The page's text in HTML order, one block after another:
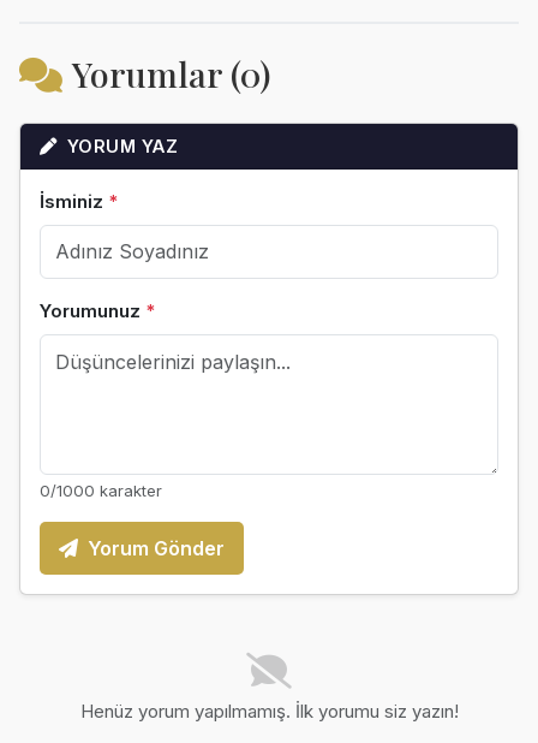
Yorumlar (0)
YORUM YAZ
İsminiz *
Yorumunuz *
0/1000 karakter
Yorum Gönder
Henüz yorum yapılmamış. İlk yorumu siz yazın!